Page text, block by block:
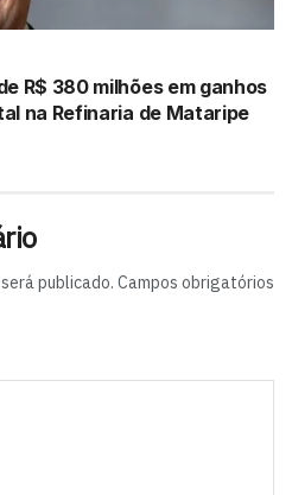
R$ 380 milhões em ganhos
na Refinaria de Mataripe
publicado. Campos obrigatórios